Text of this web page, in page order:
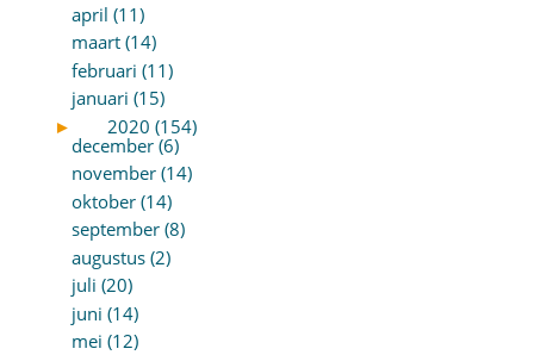
april (11)
maart (14)
februari (11)
januari (15)
►
2020 (154)
december (6)
november (14)
oktober (14)
september (8)
augustus (2)
juli (20)
juni (14)
mei (12)